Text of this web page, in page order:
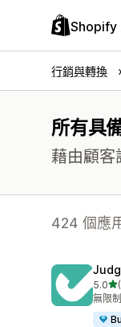
Shopify
行銷與轉換
所有具
藉由顧客
424 個應
5.0滿
共有
無限